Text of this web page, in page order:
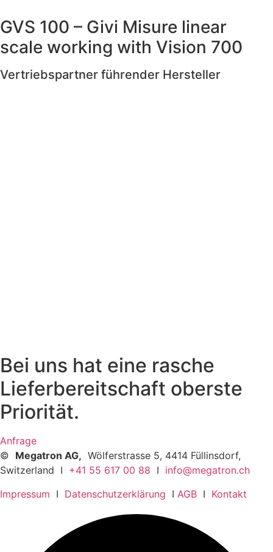
GVS 100 – Givi Misure linear
scale working with Vision 700
Vertriebspartner führender Hersteller
Bei uns hat eine rasche
Lieferbereitschaft oberste
Priorität.
Anfrage
© Megatron AG, Wölferstrasse 5, 4414 Füllinsdorf,
Switzerland I +41 55 617 00 88 I info@megatron.ch
Impressum I Datenschutzerklärung I AGB I Kontakt